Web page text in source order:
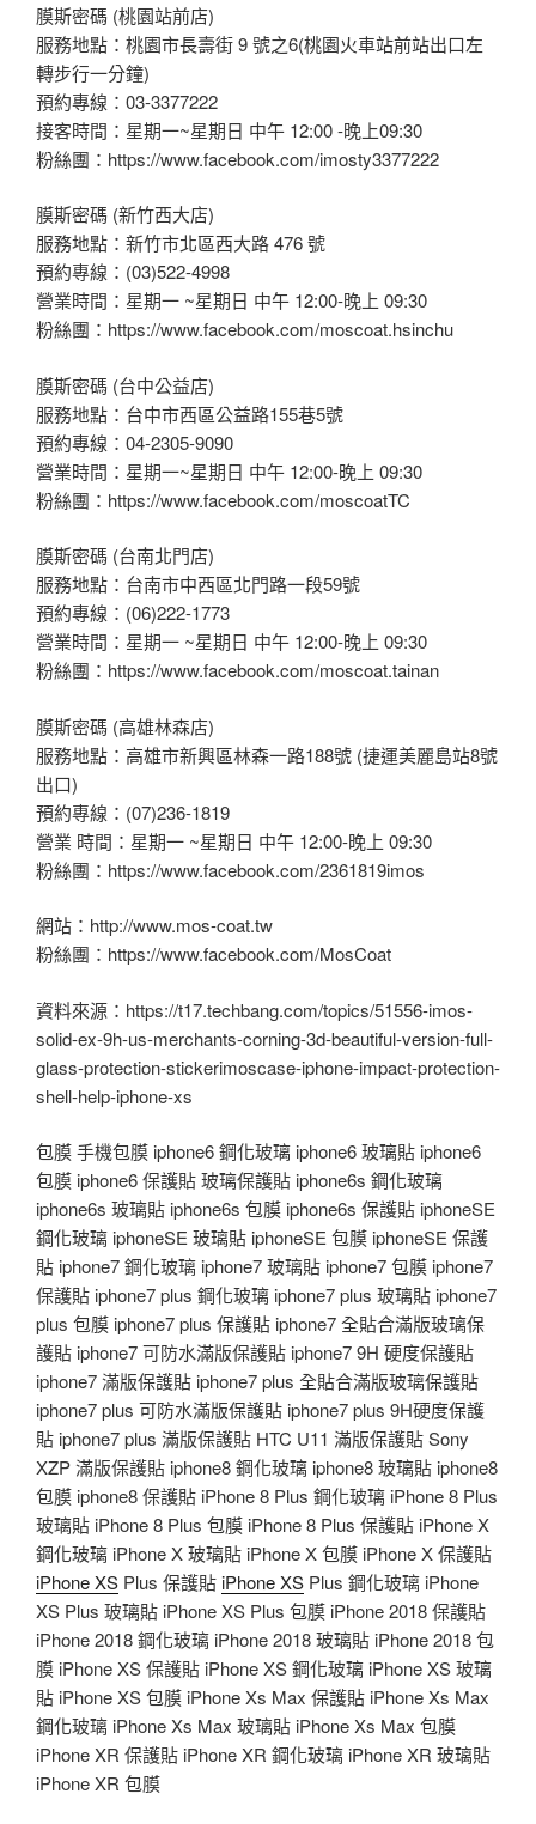
膜斯密碼 (桃園站前店)
服務地點：桃園市長壽街 9 號之6(桃園火車站前站出口左
轉步行一分鐘)
預約專線：03-3377222
接客時間：星期一~星期日 中午 12:00 -晚上09:30
粉絲團：https://www.facebook.com/imosty3377222
膜斯密碼 (新竹西大店)
服務地點：新竹市北區西大路 476 號
預約專線：(03)522-4998
營業時間：星期一 ~星期日 中午 12:00-晚上 09:30
粉絲團：https://www.facebook.com/moscoat.hsinchu
膜斯密碼 (台中公益店)
服務地點：台中市西區公益路155巷5號
預約專線：04-2305-9090
營業時間：星期一~星期日 中午 12:00-晚上 09:30
粉絲團：https://www.facebook.com/moscoatTC
膜斯密碼 (台南北門店)
服務地點：台南市中西區北門路一段59號
預約專線：(06)222-1773
營業時間：星期一 ~星期日 中午 12:00-晚上 09:30
粉絲團：https://www.facebook.com/moscoat.tainan
膜斯密碼 (高雄林森店)
服務地點：高雄市新興區林森一路188號 (捷運美麗島站8號
出口)
預約專線：(07)236-1819
營業 時間：星期一 ~星期日 中午 12:00-晚上 09:30
粉絲團：https://www.facebook.com/2361819imos
網站：http://www.mos-coat.tw
粉絲團：https://www.facebook.com/MosCoat
資料來源：https://t17.techbang.com/topics/51556-imos-
solid-ex-9h-us-merchants-corning-3d-beautiful-version-full-
glass-protection-stickerimoscase-iphone-impact-protection-
shell-help-iphone-xs
包膜 手機包膜 iphone6 鋼化玻璃 iphone6 玻璃貼 iphone6
包膜 iphone6 保護貼 玻璃保護貼 iphone6s 鋼化玻璃
iphone6s 玻璃貼 iphone6s 包膜 iphone6s 保護貼 iphoneSE
鋼化玻璃 iphoneSE 玻璃貼 iphoneSE 包膜 iphoneSE 保護
貼 iphone7 鋼化玻璃 iphone7 玻璃貼 iphone7 包膜 iphone7
保護貼 iphone7 plus 鋼化玻璃 iphone7 plus 玻璃貼 iphone7
plus 包膜 iphone7 plus 保護貼 iphone7 全貼合滿版玻璃保
護貼 iphone7 可防水滿版保護貼 iphone7 9H 硬度保護貼
iphone7 滿版保護貼 iphone7 plus 全貼合滿版玻璃保護貼
iphone7 plus 可防水滿版保護貼 iphone7 plus 9H硬度保護
貼 iphone7 plus 滿版保護貼 HTC U11 滿版保護貼 Sony
XZP 滿版保護貼 iphone8 鋼化玻璃 iphone8 玻璃貼 iphone8
包膜 iphone8 保護貼 iPhone 8 Plus 鋼化玻璃 iPhone 8 Plus
玻璃貼 iPhone 8 Plus 包膜 iPhone 8 Plus 保護貼 iPhone X
鋼化玻璃 iPhone X 玻璃貼 iPhone X 包膜 iPhone X 保護貼
iPhone XS Plus 保護貼iPhone XS Plus 鋼化玻璃 iPhone
XS Plus 玻璃貼 iPhone XS Plus 包膜 iPhone 2018 保護貼
iPhone 2018 鋼化玻璃 iPhone 2018 玻璃貼 iPhone 2018 包
膜 iPhone XS 保護貼 iPhone XS 鋼化玻璃 iPhone XS 玻璃
貼 iPhone XS 包膜 iPhone Xs Max 保護貼 iPhone Xs Max
鋼化玻璃 iPhone Xs Max 玻璃貼 iPhone Xs Max 包膜
iPhone XR 保護貼 iPhone XR 鋼化玻璃 iPhone XR 玻璃貼
iPhone XR 包膜